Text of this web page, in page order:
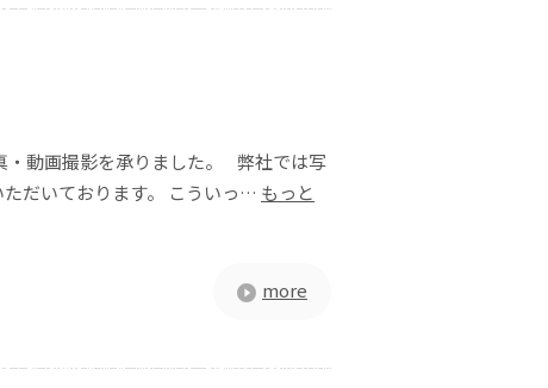
・動画撮影を承りました。 弊社では写
だいております。 こういっ… もっと
more